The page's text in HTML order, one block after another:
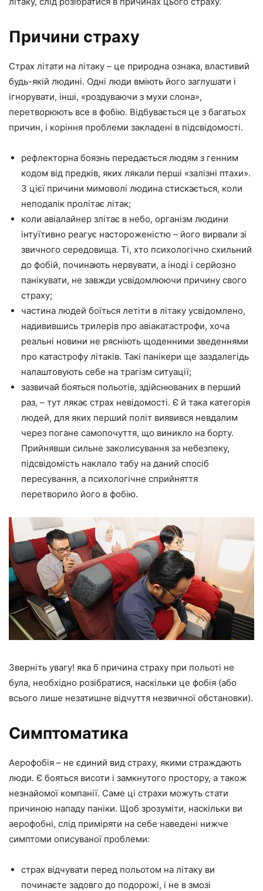
Причини страху
Страх літати на літаку – це природна ознака, властивий
будь-якій людині. Одні люди вміють його заглушати і
ігнорувати, інші, «роздуваючи з мухи слона»,
перетворюють все в фобію. Відбувається це з багатьох
причин, і коріння проблеми закладені в підсвідомості.
рефлекторна боязнь передається людям з генним
кодом від предків, яких лякали перші «залізні птахи».
З цієї причини мимоволі людина стискається, коли
неподалік пролітає літак;
коли авіалайнер злітає в небо, організм людини
інтуїтивно реагує настороженістю – його вирвали зі
звичного середовища. Ті, хто психологічно схильний
до фобій, починають нервувати, а іноді і серйозно
панікувати, не завжди усвідомлюючи причину свого
страху;
частина людей боїться летіти в літаку усвідомлено,
надивившись трилерів про авіакатастрофи, хоча
реальні новини не рясніють щоденними зведеннями
про катастрофу літаків. Такі панікери ще заздалегідь
налаштовують себе на трагізм ситуації;
зазвичай бояться польотів, здійснюваних в перший
раз, – тут лякає страх невідомості. Є й така категорія
людей, для яких перший політ виявився невдалим
через погане самопочуття, що виникло на борту.
Прийнявши сильне заколисування за небезпеку,
підсвідомість наклало табу на даний спосіб
пересування, а психологічне сприйняття
перетворило його в фобію.
Зверніть увагу! яка б причина страху при польоті не
була, необхідно розібратися, наскільки це фобія (або
всього лише незатишне відчуття незвичної обстановки).
Симптоматика
Аерофобія – не єдиний вид страху, якими страждають
люди. Є бояться висоти і замкнутого простору, а також
незнайомої компанії. Саме ці страхи можуть стати
причиною нападу паніки. Щоб зрозуміти, наскільки ви
аерофобні, слід приміряти на себе наведені нижче
симптоми описуваної проблеми:
страх відчувати перед польотом на літаку ви
починаєте задовго до подорожі, і не в змозі